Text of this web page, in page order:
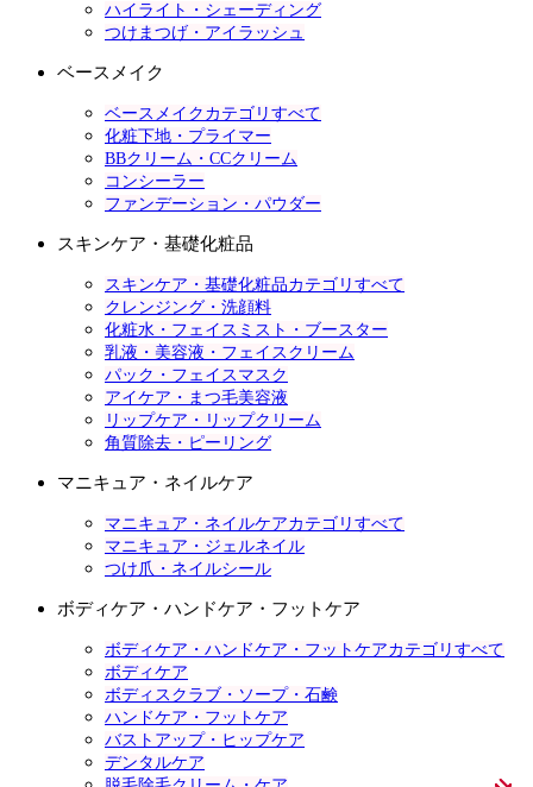
ハイライト・シェーディング
つけまつげ・アイラッシュ
ベースメイク
ベースメイクカテゴリすべて
化粧下地・プライマー
BBクリーム・CCクリーム
コンシーラー
ファンデーション・パウダー
スキンケア・基礎化粧品
スキンケア・基礎化粧品カテゴリすべて
クレンジング・洗顔料
化粧水・フェイスミスト・ブースター
乳液・美容液・フェイスクリーム
パック・フェイスマスク
アイケア・まつ毛美容液
リップケア・リップクリーム
角質除去・ピーリング
マニキュア・ネイルケア
マニキュア・ネイルケアカテゴリすべて
マニキュア・ジェルネイル
つけ爪・ネイルシール
ボディケア・ハンドケア・フットケア
ボディケア・ハンドケア・フットケアカテゴリすべて
ボディケア
ボディスクラブ・ソープ・石鹸
ハンドケア・フットケア
バストアップ・ヒップケア
デンタルケア